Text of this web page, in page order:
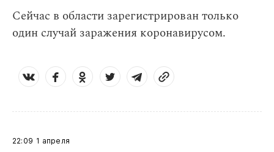
Сейчас в области зарегистрирован только
один случай заражения коронавирусом.
22:09 1 апреля